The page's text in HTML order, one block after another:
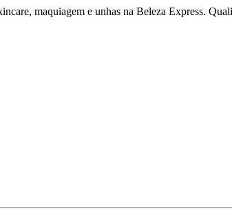
maquiagem e unhas na Beleza Express.